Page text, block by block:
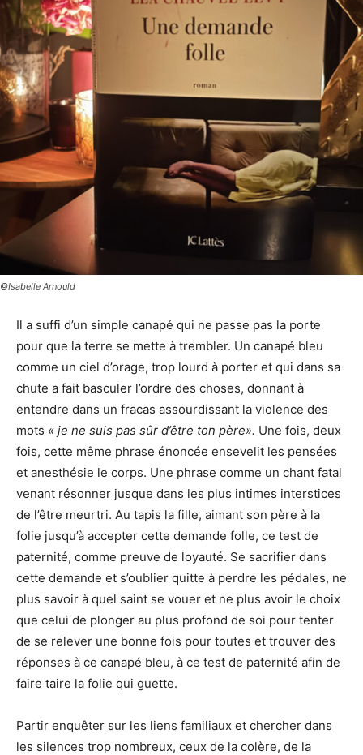
©Isabelle Arnould
Il a suffi d’un simple canapé qui ne passe pas la porte
pour que la terre se mette à trembler. Un canapé bleu
comme un ciel d’orage, trop lourd à porter et qui dans sa
chute a fait basculer l’ordre des choses, donnant à
entendre dans un fracas assourdissant la violence des
mots « je ne suis pas sûr d’être ton père». Une fois, deux
fois, cette même phrase énoncée ensevelit les pensées
et anesthésie le corps. Une phrase comme un chant fatal
venant résonner jusque dans les plus intimes interstices
de l’être meurtri. Au tapis la fille, aimant son père à la
folie jusqu’à accepter cette demande folle, ce test de
paternité, comme preuve de loyauté. Se sacrifier dans
cette demande et s’oublier quitte à perdre les pédales, ne
plus savoir à quel saint se vouer et ne plus avoir le choix
que celui de plonger au plus profond de soi pour tenter
de se relever une bonne fois pour toutes et trouver des
réponses à ce canapé bleu, à ce test de paternité afin de
faire taire la folie qui guette.
Partir enquêter sur les liens familiaux et chercher dans
les silences trop nombreux, ceux de la colère, de la